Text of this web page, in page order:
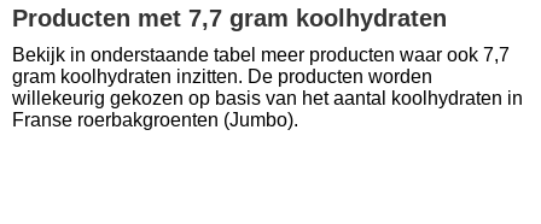
Producten met 7,7 gram koolhydraten
Bekijk in onderstaande tabel meer producten waar ook 7,7
gram koolhydraten inzitten. De producten worden
willekeurig gekozen op basis van het aantal koolhydraten in
Franse roerbakgroenten (Jumbo).